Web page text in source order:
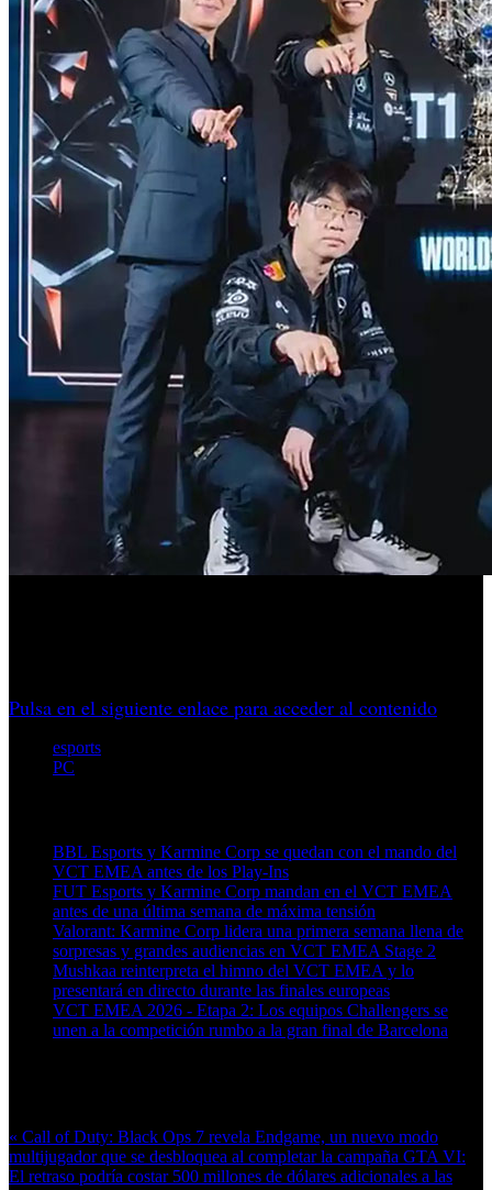
Pulsa en el siguiente enlace para acceder al contenido
esports
PC
BBL Esports y Karmine Corp se quedan con el mando del
VCT EMEA antes de los Play-Ins
FUT Esports y Karmine Corp mandan en el VCT EMEA
antes de una última semana de máxima tensión
Valorant: Karmine Corp lidera una primera semana llena de
sorpresas y grandes audiencias en VCT EMEA Stage 2
Mushkaa reinterpreta el himno del VCT EMEA y lo
presentará en directo durante las finales europeas
VCT EMEA 2026 - Etapa 2: Los equipos Challengers se
unen a la competición rumbo a la gran final de Barcelona
« Call of Duty: Black Ops 7 revela Endgame, un nuevo modo
multijugador que se desbloquea al completar la campaña GTA VI:
El retraso podría costar 500 millones de dólares adicionales a las